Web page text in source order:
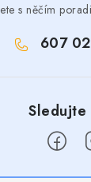
s něčím
607